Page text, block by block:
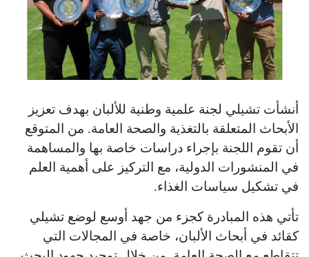
أنشأت تشيلي لجنة علمية وطنية للألبان بهدف تعزيز
الأبحاث المتعلقة بالتغذية والصحة العامة. من المتوقع
أن تقوم اللجنة بإجراء دراسات خاصة بها والمساهمة
في المنشورات الدولية، مع التركيز على أهمية العلم
في تشكيل سياسات الغذاء.
تأتي هذه المبادرة كجزء من جهد أوسع لوضع تشيلي
كقائد في أبحاث الألبان، خاصة في المجالات التي